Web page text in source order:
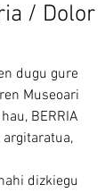
/ Dolor
dugu gure
Museoari
BERRIA
dizkiegu